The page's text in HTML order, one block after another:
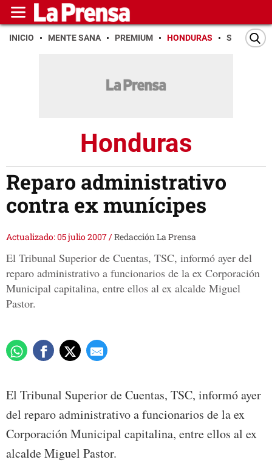
INICIO MENTE SANA PREMIUM HONDURAS SAN PEDRO
Honduras
Reparo administrativo
contra ex munícipes
Actualizado: 05 julio 2007/Redacción La Prensa
El Tribunal Superior de Cuentas, TSC, informó ayer del
reparo administrativo a funcionarios de la ex Corporación
Municipal capitalina, entre ellos al ex alcalde Miguel
Pastor.
El Tribunal Superior de Cuentas, TSC, informó ayer
del reparo administrativo a funcionarios de la ex
Corporación Municipal capitalina, entre ellos al ex
alcalde Miguel Pastor.